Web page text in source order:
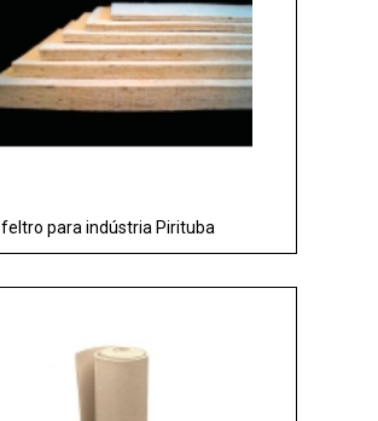
feltro para indústria Pirituba